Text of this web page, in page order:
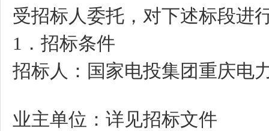
受招标人委托，对下述标段进
1 ．招标条件
招标人：国家电投集团重庆电
业主单位：详见招标文件